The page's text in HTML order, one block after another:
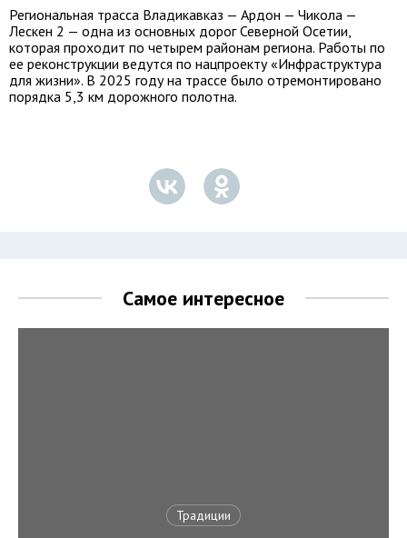
Региональная трасса Владикавказ — Ардон — Чикола —
Лескен 2 — одна из основных дорог Северной Осетии,
которая проходит по четырем районам региона. Работы по
ее реконструкции ведутся по нацпроекту «Инфраструктура
для жизни». В 2025 году на трассе было отремонтировано
порядка 5,3 км дорожного полотна.
Самое интересное
Традиции